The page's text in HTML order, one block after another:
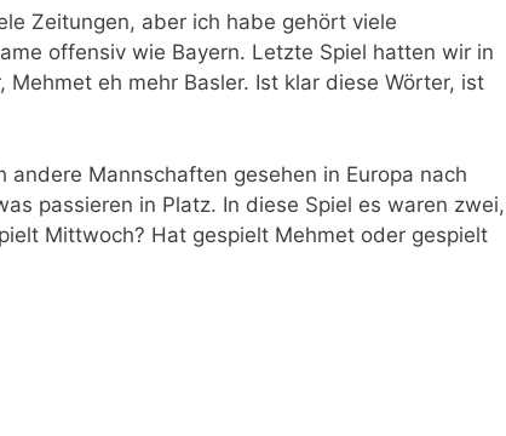
Zeitungen, aber ich habe gehört viele
offensiv wie Bayern. Letzte Spiel hatten wir in
eh mehr Basler. Ist klar diese Wörter, ist
Mannschaften gesehen in Europa nach
passieren in Platz. In diese Spiel es waren zwei,
Mittwoch? Hat gespielt Mehmet oder gespielt